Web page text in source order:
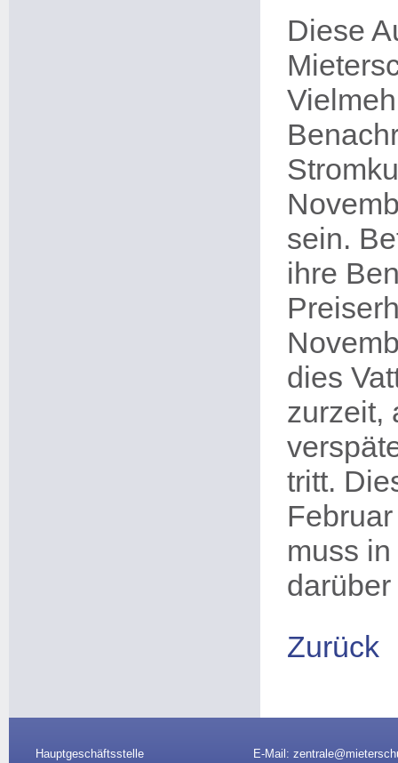
Diese
sein.
ihre
dies
zurzeit,
tritt.
muss
Zurück
Hauptgeschäftsstelle E-Mail: